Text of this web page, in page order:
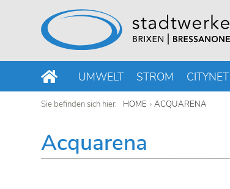
UMWELT STROM CITYNET
Sie befinden sich hier: HOME ACQUARENA
Acquarena